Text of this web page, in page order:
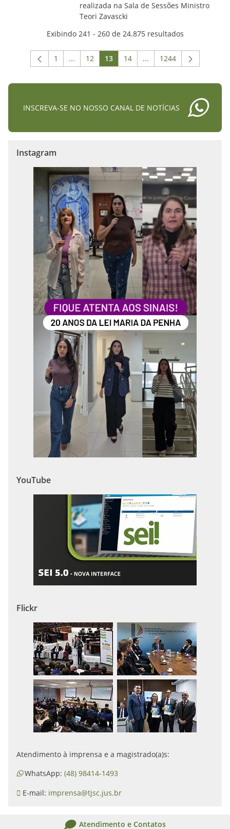
realizada na Sala de Sessões Ministro
Teori Zavascki
Exibindo 241 - 260 de 24.875 resultados
Página
1 ...Páginas intermediárias Usar ABA para
Página
12 Página
13 Página
14 ...Páginas intermediárias
Página
1244
INSCREVA-SE NO NOSSO CANAL DE NOTÍCIAS
Instagram
YouTube
Flickr
Atendimento à imprensa e a magistrado(a)s:
WhatsApp: (48) 98414-1493
E-mail: imprensa@tjsc.jus.br
Atendimento e Contatos